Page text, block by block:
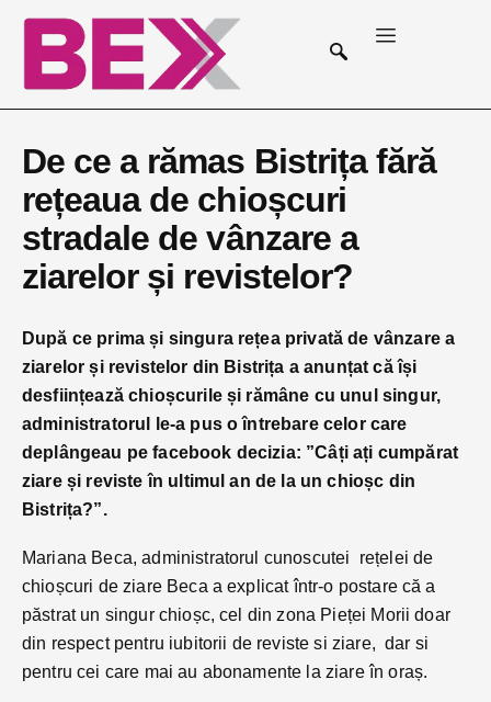
De ce a rămas Bistrița fără
rețeaua de chioșcuri
stradale de vânzare a
ziarelor și revistelor?
După ce prima și singura rețea privată de vânzare a
ziarelor și revistelor din Bistrița a anunțat că își
desființează chioșcurile și rămâne cu unul singur,
administratorul le-a pus o întrebare celor care
deplângeau pe facebook decizia: ”Câți ați cumpărat
ziare și reviste în ultimul an de la un chioșc din
Bistrița?”.
Mariana Beca, administratorul cunoscutei rețelei de
chioșcuri de ziare Beca a explicat într-o postare că a
păstrat un singur chioșc, cel din zona Pieței Morii doar
din respect pentru iubitorii de reviste si ziare, dar si
pentru cei care mai au abonamente la ziare în oraș.